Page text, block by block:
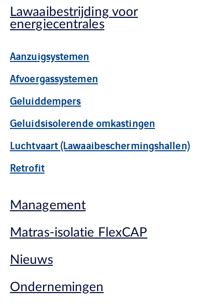
Lawaaibestrijding voor
energiecentrales
Aanzuigsystemen
Afvoergassystemen
Geluiddempers
Geluidsisolerende omkastingen
Luchtvaart (Lawaaibeschermingshallen)
Retrofit
Management
Matras-isolatie FlexCAP
Nieuws
Ondernemingen